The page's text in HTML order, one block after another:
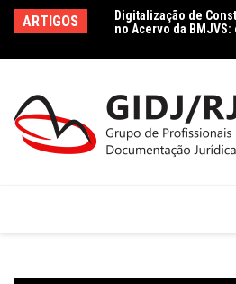
paraARTIGOS
no Acervo da
Dados jurídicos na
Agenda 2030